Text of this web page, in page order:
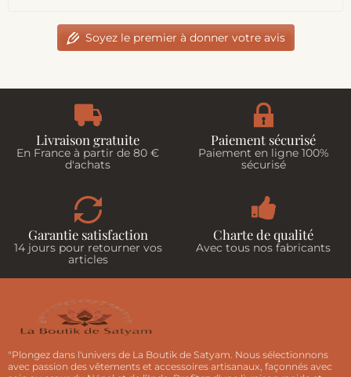
Soyez le premier à donner votre avis
Livraison gratuite
En France à partir de 80 €
d'achats
Paiement sécurisé
Paiement en ligne 100%
sécurisé
Garantie satisfaction
14 jours pour retourner vos
articles
Charte de qualité
Avec tous nos fabricants
"Plongez dans l'univers de La Boutik de Satyam. Nous sélectionnons
avec passion des vêtements et accessoires artisanaux, façonnés avec